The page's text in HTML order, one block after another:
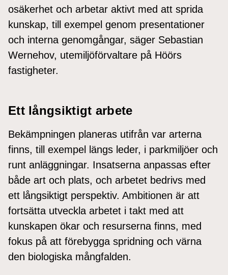
osäkerhet och arbetar aktivt med att sprida
kunskap, till exempel genom presentationer
och interna genomgångar, säger Sebastian
Wernehov, utemiljöförvaltare på Höörs
fastigheter.
Ett långsiktigt arbete
Bekämpningen planeras utifrån var arterna
finns, till exempel längs leder, i parkmiljöer och
runt anläggningar. Insatserna anpassas efter
både art och plats, och arbetet bedrivs med
ett långsiktigt perspektiv. Ambitionen är att
fortsätta utveckla arbetet i takt med att
kunskapen ökar och resurserna finns, med
fokus på att förebygga spridning och värna
den biologiska mångfalden.